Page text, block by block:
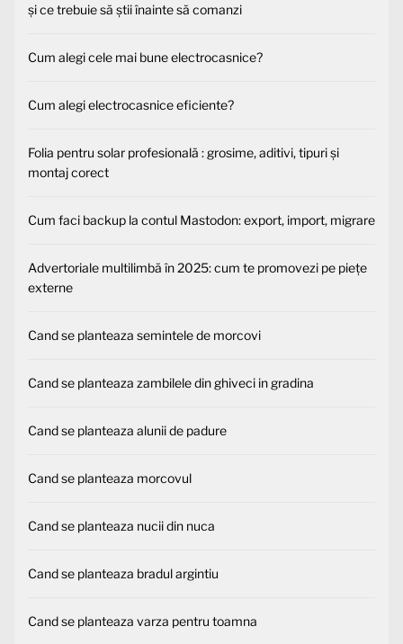
și ce trebuie să știi înainte să comanzi
Cum alegi cele mai bune electrocasnice?
Cum alegi electrocasnice eficiente?
Folia pentru solar profesională : grosime, aditivi, tipuri și
montaj corect
Cum faci backup la contul Mastodon: export, import, migrare
Advertoriale multilimbă în 2025: cum te promovezi pe piețe
externe
Cand se planteaza semintele de morcovi
Cand se planteaza zambilele din ghiveci in gradina
Cand se planteaza alunii de padure
Cand se planteaza morcovul
Cand se planteaza nucii din nuca
Cand se planteaza bradul argintiu
Cand se planteaza varza pentru toamna